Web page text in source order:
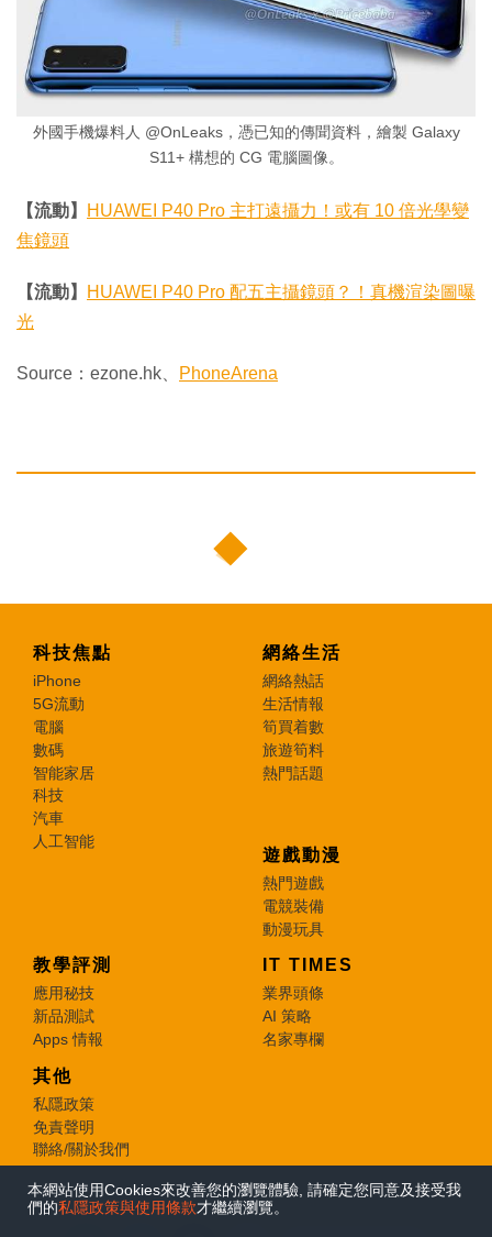
外國手機爆料人 @OnLeaks，憑已知的傳聞資料，繪製 Galaxy
S11+ 構想的 CG 電腦圖像。
【流動】
HUAWEI P40 Pro 主打遠攝力！或有 10 倍光學變
焦鏡頭
【流動】
HUAWEI P40 Pro 配五主攝鏡頭？！真機渲染圖曝
光
Source：ezone.hk、 PhoneArena
科技焦點
iPhone
5G流動
電腦
數碼
智能家居
科技
汽車
人工智能
網絡生活
網絡熱話
生活情報
筍買着數
旅遊筍料
熱門話題
遊戲動漫
熱門遊戲
電競裝備
動漫玩具
教學評測
應用秘技
新品測試
Apps 情報
IT TIMES
業界頭條
AI 策略
名家專欄
其他
私隱政策
免責聲明
聯絡/關於我們
© 2026 e-zone. All Rights Reserved.
本網站使用Cookies來改善您的瀏覽體驗, 請確定您同意及接受我
們的私隱政策與使用條款才繼續瀏覽。